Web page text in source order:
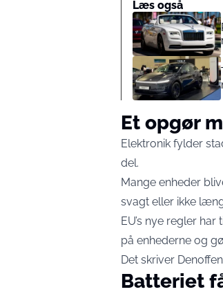
Læs også
Et opgør
Elektronik fylder
del.
Mange enheder
svagt eller ikke
EU’s nye regler
på enhederne og
Det skriver
Batteriet